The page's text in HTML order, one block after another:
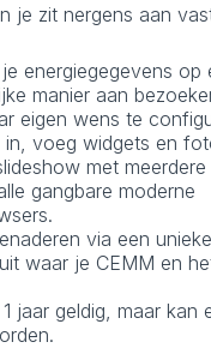
je zit nergens aan
energiegegevens op
manier aan
eigen wens te
in, voeg widgets en
met
gangbare moderne
via een
waar je CEMM en
jaar geldig, maar kan